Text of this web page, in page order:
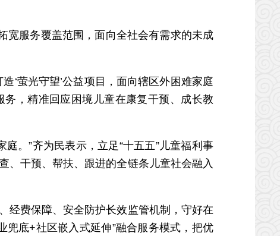
服务覆盖范围，面向全社会有需求的未成
萤光守望’公益项目，面向辖区外困难家庭
，精准回应困境儿童在康复干预、成长教
。”齐为民表示，立足“十五五”儿童福利事
、干预、帮扶、跟进的全链条儿童社会融入
费保障、安全防护长效监管机制，守好在
兜底+社区嵌入式延伸”融合服务模式，把优